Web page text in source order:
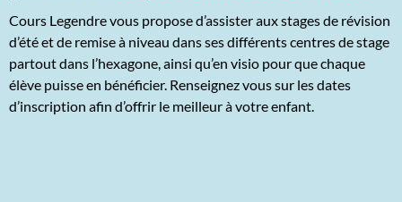
Cours Legendre vous propose d’assister aux stages de révision
d’été et de remise à niveau dans ses différents centres de stage
partout dans l’hexagone, ainsi qu’en visio pour que chaque
élève puisse en bénéficier. Renseignez vous sur les dates
d’inscription afin d’offrir le meilleur à votre enfant.